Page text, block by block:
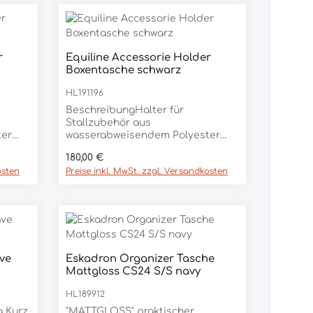
ein oder benutze die
den gewünschten Wert ein
an
Produkt Anzahl: Gib den
Stück
Equiline Accessorie Holder
Boxentasche schwarz
HL191196
BeschreibungHalter für
Stallzubehör aus
wasserabweisendem Polyester
das Zubehör mühelos verstauen
lässt. Ideal für die Teilnahme an
POLYACHLORID 40% POLYESTER
Regulärer Preis:
180,00 €
Preise inkl. MwSt. zzgl. Versandkosten
Produkt Anzahl: Gib den
Stück
Eskadron Organizer Tasche
Mattgloss CS24 S/S navy
HL189912